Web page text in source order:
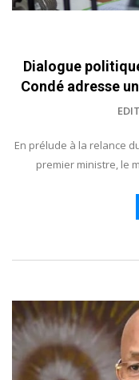
Dialogue
Condé adresse
En prélude à la relance
premier ministre, le